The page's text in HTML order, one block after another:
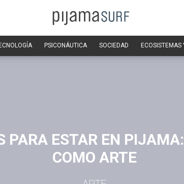
PSICONÁUTICA SOCIEDAD ECOSISTEMAS
PARA ESTAR EN
COMO ARTE